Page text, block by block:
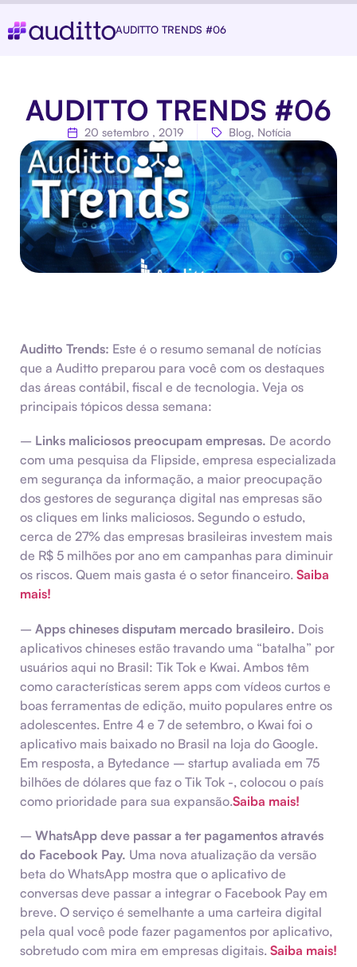
AUDITTO TRENDS #06
AUDITTO TRENDS #06
20 setembro , 2019 Blog, Notícia
Auditto Trends: Este é o resumo semanal de notícias
que a Auditto preparou para você com os destaques
das áreas contábil, fiscal e de tecnologia. Veja os
principais tópicos dessa semana:
– Links maliciosos preocupam empresas. De acordo
com uma pesquisa da Flipside, empresa especializada
em segurança da informação, a maior preocupação
dos gestores de segurança digital nas empresas são
os cliques em links maliciosos. Segundo o estudo,
cerca de 27% das empresas brasileiras investem mais
de R$ 5 milhões por ano em campanhas para diminuir
os riscos. Quem mais gasta é o setor financeiro. Saiba
mais!
– Apps chineses disputam mercado brasileiro. Dois
aplicativos chineses estão travando uma “batalha” por
usuários aqui no Brasil: Tik Tok e Kwai. Ambos têm
como características serem apps com vídeos curtos e
boas ferramentas de edição, muito populares entre os
adolescentes. Entre 4 e 7 de setembro, o Kwai foi o
aplicativo mais baixado no Brasil na loja do Google.
Em resposta, a Bytedance – startup avaliada em 75
bilhões de dólares que faz o Tik Tok -, colocou o país
como prioridade para sua expansão.Saiba mais!
– WhatsApp deve passar a ter pagamentos através
do Facebook Pay. Uma nova atualização da versão
beta do WhatsApp mostra que o aplicativo de
conversas deve passar a integrar o Facebook Pay em
breve. O serviço é semelhante a uma carteira digital
pela qual você pode fazer pagamentos por aplicativo,
sobretudo com mira em empresas digitais. Saiba mais!